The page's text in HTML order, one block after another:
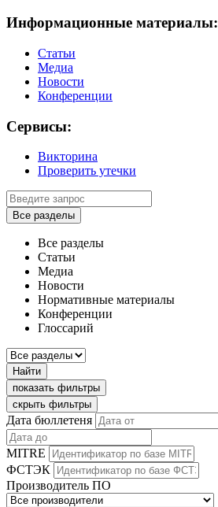
Информационные материалы:
Статьи
Медиа
Новости
Конференции
Сервисы:
Викторина
Проверить утечки
Все разделы
Все разделы
Статьи
Медиа
Новости
Нормативные материалы
Конференции
Глоссарий
Найти
показать фильтры
скрыть фильтры
Дата бюллетеня
MITRE
ФСТЭК
Производитель ПО